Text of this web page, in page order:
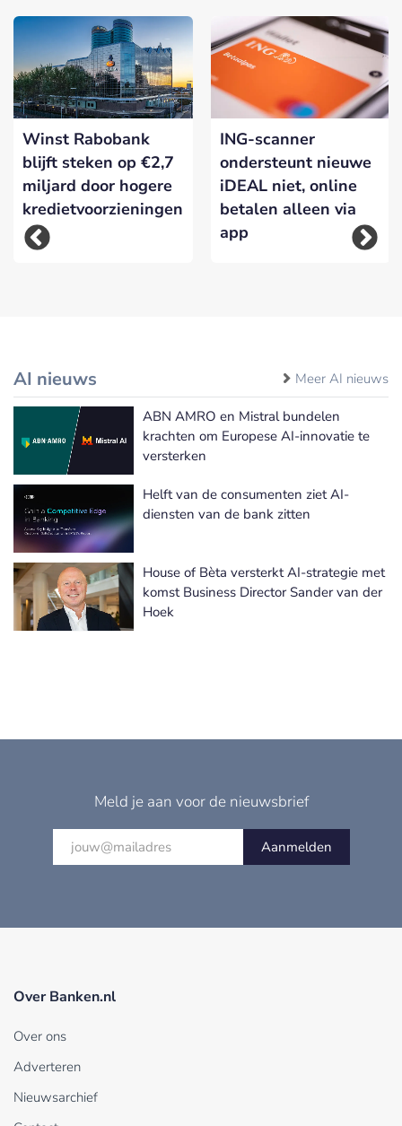
Winst Rabobank
blijft steken op €2,7
miljard door hogere
kredietvoorzieningen
ING-scanner
ondersteunt nieuwe
iDEAL niet, online
betalen alleen via
app
AI nieuws Meer AI nieuws
ABN AMRO en Mistral bundelen
krachten om Europese AI-innovatie te
versterken
Helft van de consumenten ziet AI-
diensten van de bank zitten
House of Bèta versterkt AI-strategie met
komst Business Director Sander van der
Hoek
Meld je aan voor de nieuwsbrief
Aanmelden
Over Banken.nl
Over ons
Adverteren
Nieuwsarchief